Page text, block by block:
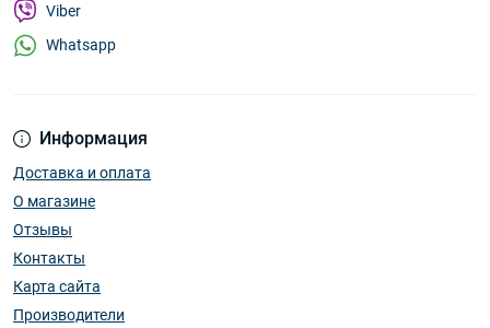
Информация
Доставка и оплата
О магазине
Отзывы
Контакты
Карта сайта
Производители
Viber
Whatsapp